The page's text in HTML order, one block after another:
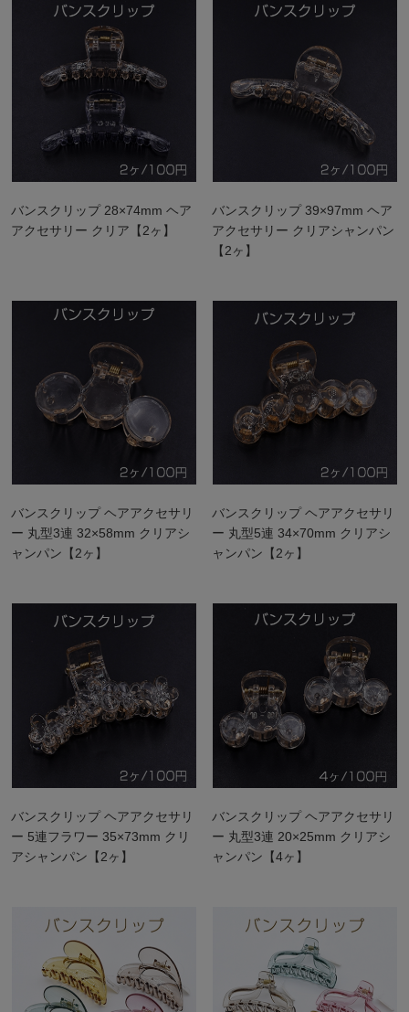
バンスクリップ 28×74mm ヘア
アクセサリー クリア【2ヶ】
バンスクリップ 39×97mm ヘア
アクセサリー クリアシャンパン
【2ヶ】
バンスクリップ ヘアアクセサリ
ー 丸型3連 32×58mm クリアシ
ャンパン【2ヶ】
バンスクリップ ヘアアクセサリ
ー 丸型5連 34×70mm クリアシ
ャンパン【2ヶ】
バンスクリップ ヘアアクセサリ
ー 5連フラワー 35×73mm クリ
アシャンパン【2ヶ】
バンスクリップ ヘアアクセサリ
ー 丸型3連 20×25mm クリアシ
ャンパン【4ヶ】